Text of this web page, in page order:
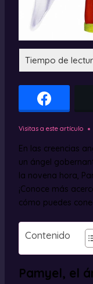
Visitas a este artículo
En las creencias
un ángel
la novena hora,
¡Conoce más
cómo puedes
Contenido
Pamyel, el